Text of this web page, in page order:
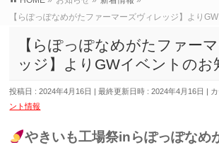
【らぽっぽなめがたファーマーズヴィレッジ】より
【らぽっぽなめがたファー
ッジ】よりGWイベントのお
投稿日 : 2024年4月16日 最終更新日時 : 2024年4月16日
ント情報
やきいも工場祭inらぽっぽなめ